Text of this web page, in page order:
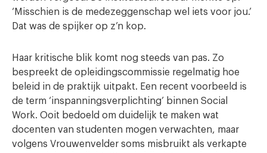
‘Misschien is de medezeggenschap wel iets voor jou.’
Dat was de spijker op z’n kop.
Haar kritische blik komt nog steeds van pas. Zo
bespreekt de opleidingscommissie regelmatig hoe
beleid in de praktijk uitpakt. Een recent voorbeeld is
de term ‘inspanningsverplichting’ binnen Social
Work. Ooit bedoeld om duidelijk te maken wat
docenten van studenten mogen verwachten, maar
volgens Vrouwenvelder soms misbruikt als verkapte